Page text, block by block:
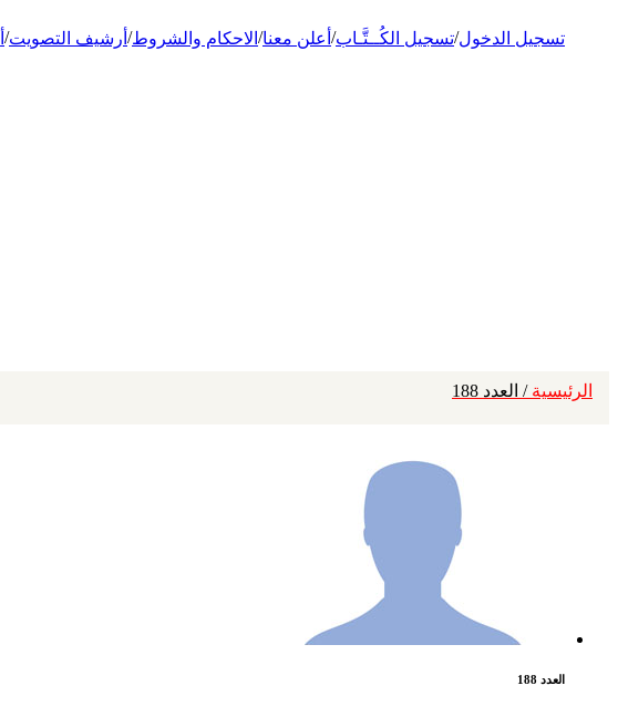
تسجيل الدخول/تسجيل الكُــتَّـاب/ أعلن معنا/ الاحكام والشروط/ أرشيف التصويت/
الرئيسية / العدد 188
العدد 188